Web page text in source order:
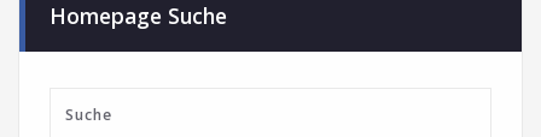
Homepage Suche